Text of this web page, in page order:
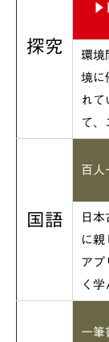
探究
▶▶
環境
境に
れて
て、
国語
百人
日
に親
アプ
く学
一筆